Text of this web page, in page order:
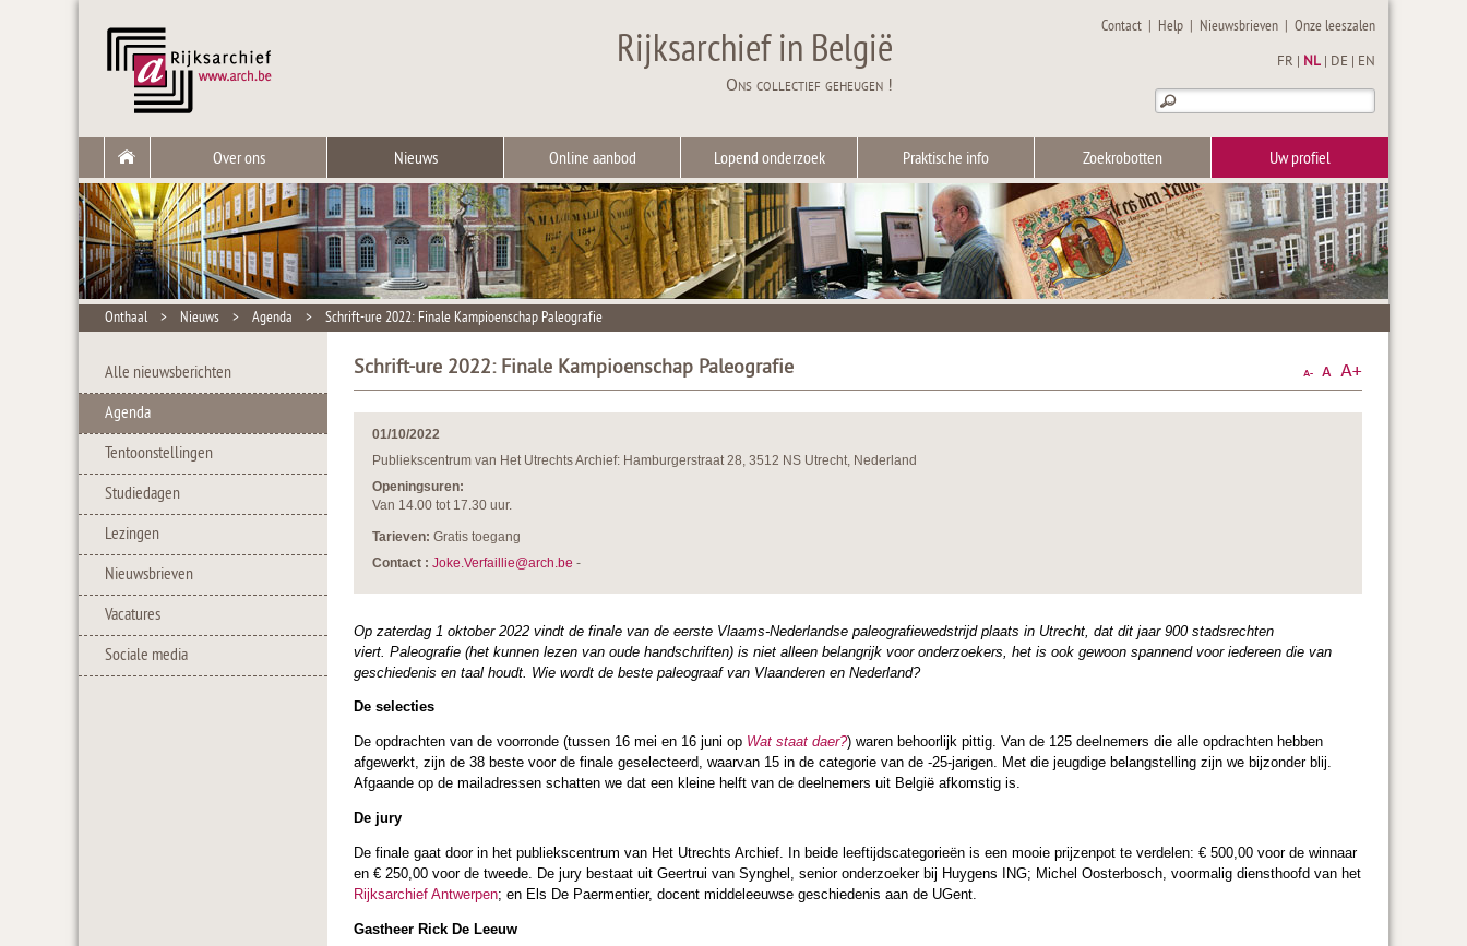
Rijksarchief in België
Ons collectief geheugen !
Contact | Help | Nieuwsbrieven |Onze leeszalen
FR NL DE EN
Over ons Nieuws Online aanbod Lopend onderzoek Praktische info Zoekrobotten Uw profiel
Onthaal > Nieuws > Agenda > Schrift-ure 2022: Finale Kampioenschap Paleografie
Alle nieuwsberichten
Agenda
Tentoonstellingen
Studiedagen
Lezingen
Nieuwsbrieven
Vacatures
Sociale media
Schrift-ure 2022: Finale Kampioenschap Paleografie
01/10/2022
Publiekscentrum van Het Utrechts Archief: Hamburgerstraat 28, 3512 NS Utrecht, Nederland
Openingsuren:
Van 14.00 tot 17.30 uur.
Tarieven: Gratis toegang
Contact : Joke.Verfaillie@arch.be -
Op zaterdag 1 oktober 2022 vindt de finale van de eerste Vlaams-Nederlandse paleografiewedstrijd plaats in Utrecht, dat dit jaar 900 stadsrechten
viert. Paleografie (het kunnen lezen van oude handschriften) is niet alleen belangrijk voor onderzoekers, het is ook gewoon spannend voor iedereen die van
geschiedenis en taal houdt. Wie wordt de beste paleograaf van Vlaanderen en Nederland?
De selecties
De opdrachten van de voorronde (tussen 16 mei en 16 juni op Wat staat daer?) waren behoorlijk pittig. Van de 125 deelnemers die alle opdrachten hebben
afgewerkt, zijn de 38 beste voor de finale geselecteerd, waarvan 15 in de categorie van de -25-jarigen. Met die jeugdige belangstelling zijn we bijzonder blij.
Afgaande op de mailadressen schatten we dat een kleine helft van de deelnemers uit België afkomstig is.
De jury
De finale gaat door in het publiekscentrum van Het Utrechts Archief. In beide leeftijdscategorieën is een mooie prijzenpot te verdelen: € 500,00 voor de winnaar
en € 250,00 voor de tweede. De jury bestaat uit Geertrui van Synghel, senior onderzoeker bij Huygens ING; Michel Oosterbosch, voormalig diensthoofd van het
Rijksarchief Antwerpen; en Els De Paermentier, docent middeleeuwse geschiedenis aan de UGent.
Gastheer Rick De Leeuw